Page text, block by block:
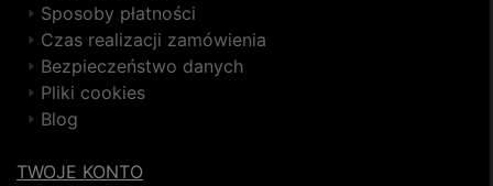
Sposoby płatności
Czas realizacji zamówienia
Bezpieczeństwo danych
Pliki cookies
Blog
TWOJE KONTO